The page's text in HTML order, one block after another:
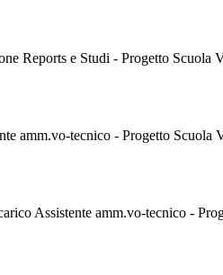
Reports e Studi - Progetto Scuola
amm.vo-tecnico - Progetto Scuola
Assistente amm.vo-tecnico -